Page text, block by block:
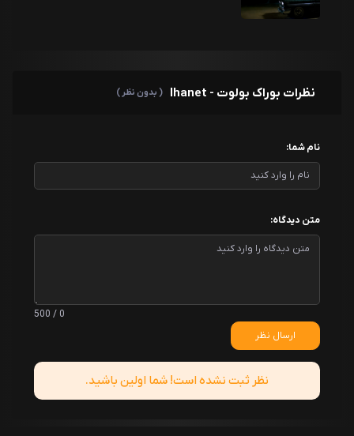
نظرات بوراک بولوت - Ihanet ( بدون نظر )
نام شما:
متن دیدگاه:
0 / 500
ارسال نظر
نظر ثبت نشده است! شما اولین باشید.